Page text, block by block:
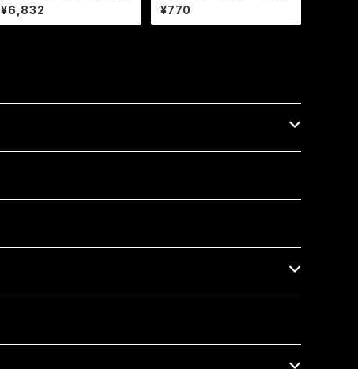
ベーツライト H4バルブ カスタ
ムライト 【ブラック・シルバー】
/ アメリカン/ DS / スティード
¥6,832
クランプ マウント 8mm正ネ
ジ用/22.2mmハンドル/ブラッ
ク/エストレア/SR/TW/【クリ
¥770